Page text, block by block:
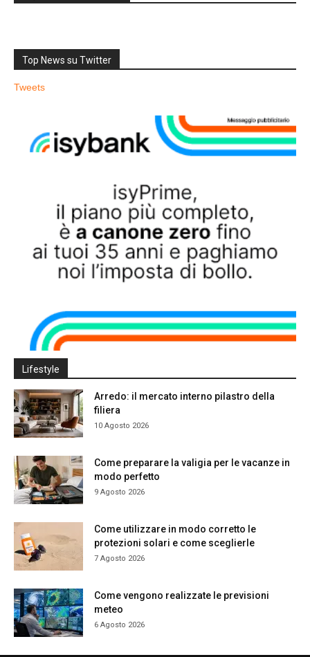
Top News su Twitter
Tweets
Lifestyle
Arredo: il mercato interno pilastro della
filiera
10 Agosto 2026
Come preparare la valigia per le vacanze in
modo perfetto
9 Agosto 2026
Come utilizzare in modo corretto le
protezioni solari e come sceglierle
7 Agosto 2026
Come vengono realizzate le previsioni
meteo
6 Agosto 2026